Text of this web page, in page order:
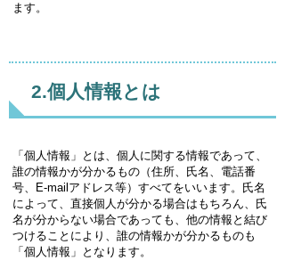
ます。
2.個人情報とは
「個人情報」とは、個人に関する情報であって、
誰の情報かが分かるもの（住所、氏名、電話番
号、E-mailアドレス等）すべてをいいます。氏名
によって、直接個人が分かる場合はもちろん、氏
名が分からない場合であっても、他の情報と結び
つけることにより、誰の情報かが分かるものも
「個人情報」となります。